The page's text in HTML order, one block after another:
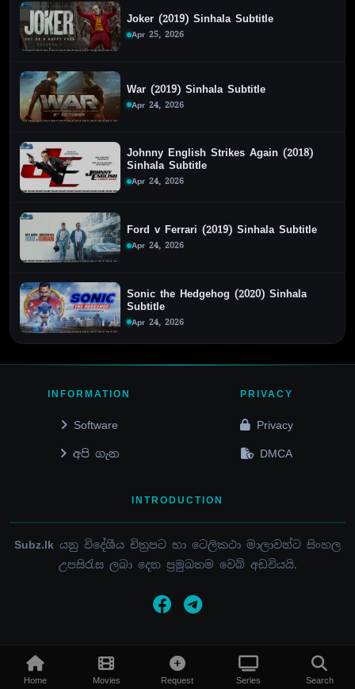
Joker (2019) Sinhala Subtitle
Apr 25, 2026
War (2019) Sinhala Subtitle
Apr 24, 2026
Johnny English Strikes Again (2018)
Sinhala Subtitle
Apr 24, 2026
Ford v Ferrari (2019) Sinhala Subtitle
Apr 24, 2026
Sonic the Hedgehog (2020) Sinhala
Subtitle
Apr 24, 2026
Home Movies Request Series Search
INFORMATION
Software
අපි ගැන
PRIVACY
Privacy
DMCA
INTRODUCTION
Subz.lk යනු විදේශීය චිත්‍රපට හා ටෙලිකථා මාලාවන්ට සිංහල
උපසිරැස ලබා දෙන ප්‍රමුඛතම වෙබ් අඩවියයි.
© 2015 - 2026 / SUBZ.LK / ALL RIGHTS RESERVED